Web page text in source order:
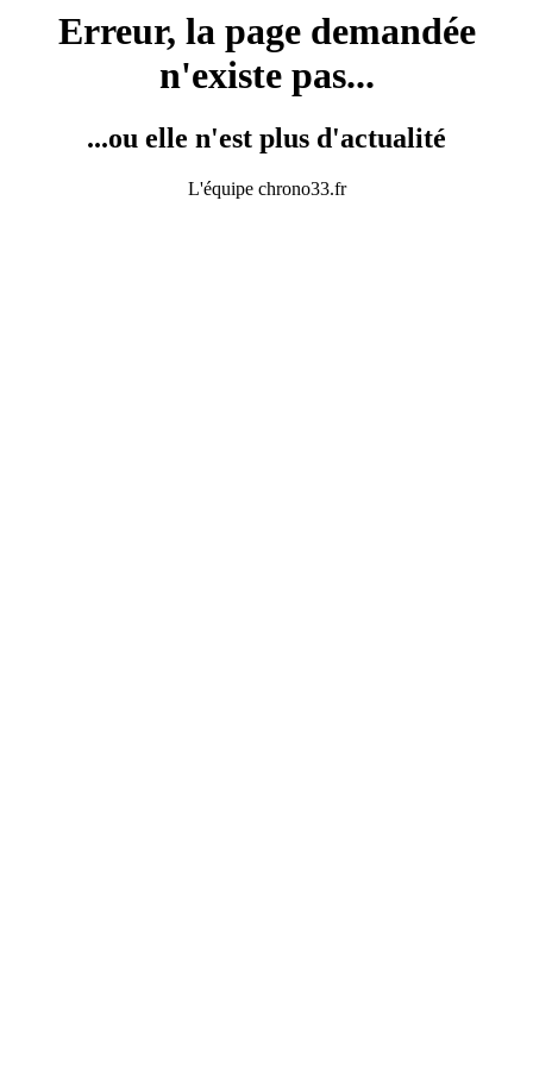
Erreur, la page demandée
n'existe pas...
...ou elle n'est plus d'actualité
L'équipe chrono33.fr